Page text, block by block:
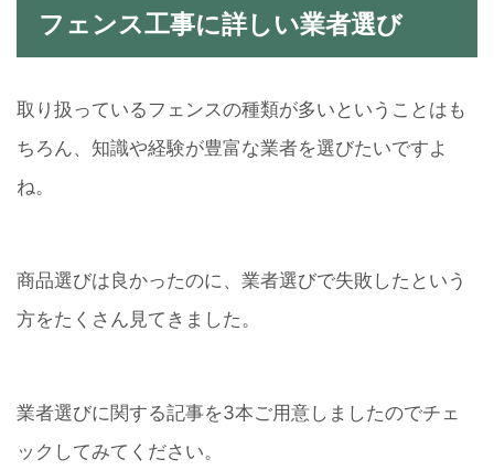
フェンス工事に詳しい業者選び
取り扱っているフェンスの種類が多いということはも
ちろん、知識や経験が豊富な業者を選びたいですよ
ね。
商品選びは良かったのに、業者選びで失敗したという
方をたくさん見てきました。
業者選びに関する記事を3本ご用意しましたのでチェ
ックしてみてください。